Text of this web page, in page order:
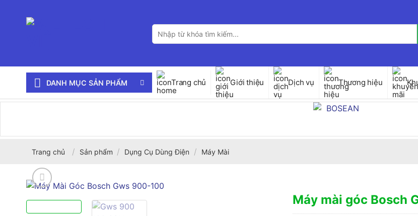
Tìm
kiếm:
DANH MỤC SẢN PHẨM Trang chủ Giới thiệu Dịch vụ Thương hiệu
Trang chủ / Sản phẩm / Dụng Cụ Dùng Điện / Máy Mài
Máy mài góc Bosch